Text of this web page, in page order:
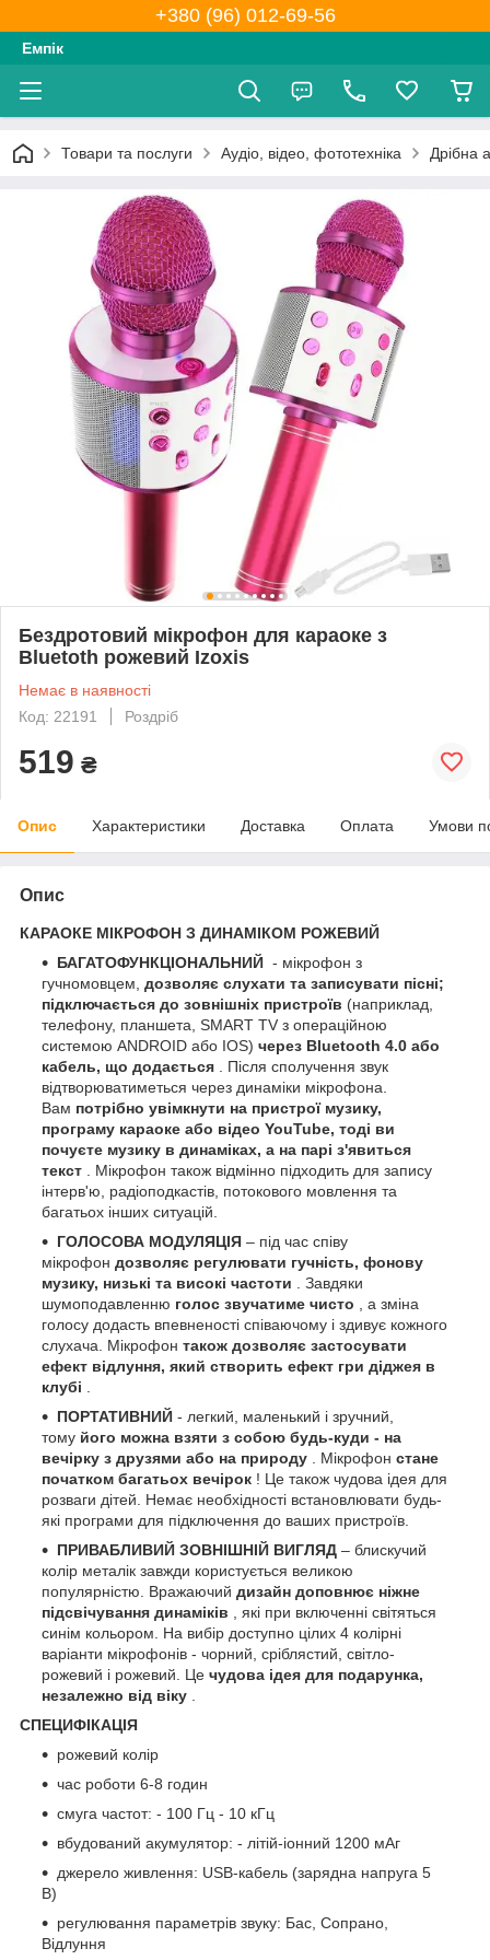
+380 (96) 012-69-56
Емпік
Товари та послуги Аудіо, відео, фототехніка Дрібна
Бездротовий мікрофон для караоке з
Bluetoth рожевий Izoxis
Немає в наявності
Код: 22191
Роздріб
519 ₴
Опис Характеристики Доставка Оплата Умови
Опис
КАРАОКЕ МІКРОФОН З ДИНАМІКОМ РОЖЕВИЙ
БАГАТОФУНКЦІОНАЛЬНИЙ - мікрофон з
гучномовцем, дозволяє слухати та записувати пісні;
підключається до зовнішніх пристроїв (наприклад,
телефону, планшета, SMART TV з операційною
системою ANDROID або IOS) через Bluetooth 4.0 або
кабель, що додається . Після сполучення звук
відтворюватиметься через динаміки мікрофона.
Вам потрібно увімкнути на пристрої музику,
програму караоке або відео YouTube, тоді ви
почуєте музику в динаміках, а на парі з'явиться
текст . Мікрофон також відмінно підходить для запису
інтерв'ю, радіоподкастів, потокового мовлення та
багатьох інших ситуацій.
ГОЛОСОВА МОДУЛЯЦІЯ – під час співу
мікрофон дозволяє регулювати гучність, фонову
музику, низькі та високі частоти . Завдяки
шумоподавленню голос звучатиме чисто , а зміна
голосу додасть впевненості співаючому і здивує кожного
слухача. Мікрофон також дозволяє застосувати
ефект відлуння, який створить ефект гри діджея в
клубі
ПОРТАТИВНИЙ - легкий, маленький і зручний,
тому його можна взяти з собою будь-куди - на
вечірку з друзями або на природу . Мікрофон стане
початком багатьох вечірок ! Це також чудова ідея для
розваги дітей. Немає необхідності встановлювати будь-
які програми для підключення до ваших пристроїв.
ПРИВАБЛИВИЙ ЗОВНІШНІЙ ВИГЛЯД – блискучий
колір металік завжди користується великою
популярністю. Вражаючий дизайн доповнює ніжне
підсвічування динаміків , які при включенні світяться
синім кольором. На вибір доступно цілих 4 колірні
варіанти мікрофонів - чорний, сріблястий, світло-
рожевий і рожевий. Це чудова ідея для подарунка,
незалежно від віку
СПЕЦИФІКАЦІЯ
рожевий колір
час роботи 6-8 годин
смуга частот: - 100 Гц - 10 кГц
вбудований акумулятор: - літій-іонний 1200 мАг
джерело живлення: USB-кабель (зарядна напруга 5
В)
регулювання параметрів звуку: Бас, Сопрано,
Відлуння